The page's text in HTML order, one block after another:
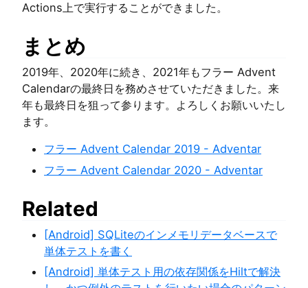
Actions上で実行することができました。
まとめ
2019年、2020年に続き、2021年もフラー Advent
Calendarの最終日を務めさせていただきました。来
年も最終日を狙って参ります。よろしくお願いいたし
ます。
フラー Advent Calendar 2019 - Adventar
フラー Advent Calendar 2020 - Adventar
Related
[Android] SQLiteのインメモリデータベースで
単体テストを書く
[Android] 単体テスト用の依存関係をHiltで解決